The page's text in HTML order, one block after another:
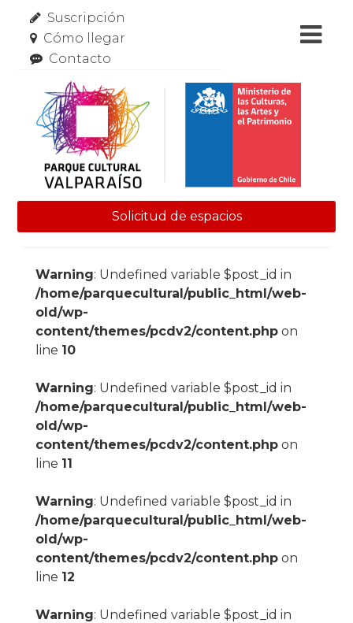
Suscripción
Cómo llegar
Contacto
Solicitud de espacios
Warning: Undefined variable $post_id in
/home/parquecultural/public_html/web-
old/wp-
content/themes/pcdv2/content.phpon
line 10
Warning: Undefined variable $post_id in
/home/parquecultural/public_html/web-
old/wp-
content/themes/pcdv2/content.phpon
line 11
Warning: Undefined variable $post_id in
/home/parquecultural/public_html/web-
old/wp-
content/themes/pcdv2/content.phpon
line 12
Warning: Undefined variable $post_id in